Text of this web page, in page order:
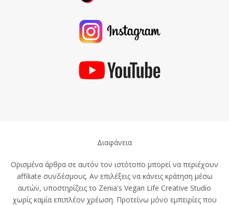
Διαφάνεια
Ορισμένα άρθρα σε αυτόν τον ιστότοπο μπορεί να περιέχουν
affiliate συνδέσμους. Αν επιλέξεις να κάνεις κράτηση μέσω
αυτών, υποστηρίζεις το Zenia's Vegan Life Creative Studio
χωρίς καμία επιπλέον χρέωση. Προτείνω μόνο εμπειρίες που